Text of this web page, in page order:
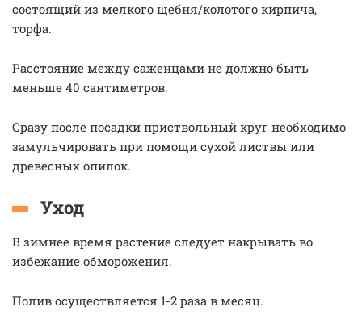
состоящий из мелкого щебня/колотого кирпича,
торфа.
Расстояние между саженцами не должно быть
меньше 40 сантиметров.
Сразу после посадки приствольный круг необходимо
замульчировать при помощи сухой листвы или
древесных опилок.
Уход
В зимнее время растение следует накрывать во
избежание обморожения.
Полив осуществляется 1-2 раза в месяц.